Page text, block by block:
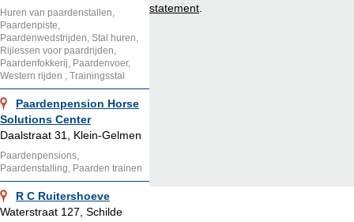
Huren van paardenstallen,
Paardenpiste,
Paardenwedstrijden, Stal huren,
Rijlessen voor paardrijden,
Paardenfokkerij, Paardenvoer,
Western rijden , Trainingsstal
Paardenpension Horse
Solutions Center
Daalstraat 31, Klein-Gelmen
Paardenpensions,
Paardenstalling, Paarden trainen
R C Ruitershoeve
Waterstraat 127, Schilde
statement